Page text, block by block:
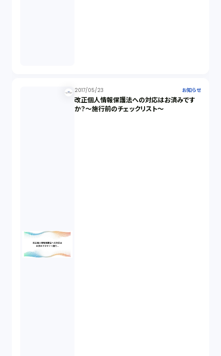
2017/05/23 お知らせ
改正個人情報保護法への対応はお済みです
か？～施行前のチェックリスト～